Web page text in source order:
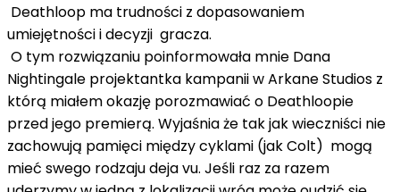
Deathloop ma trudności z dopasowaniem
umiejętności i decyzji gracza.
O tym rozwiązaniu poinformowała mnie Dana
Nightingale projektantka kampanii w Arkane Studios z
którą miałem okazję porozmawiać o Deathloopie
przed jego premierą. Wyjaśnia że ​​tak jak wieczniści nie
zachowują pamięci między cyklami (jak Colt) mogą
mieć swego rodzaju deja vu. Jeśli raz za razem